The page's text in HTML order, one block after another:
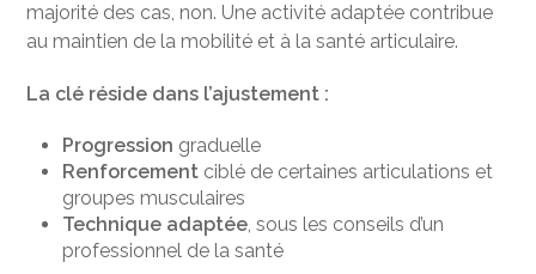
majorité des cas, non. Une activité adaptée contribue
au maintien de la mobilité et à la santé articulaire.
La clé réside dans l’ajustement :
Progression graduelle
Renforcement ciblé de certaines articulations et
groupes musculaires
Technique adaptée, sous les conseils d’un
professionnel de la santé